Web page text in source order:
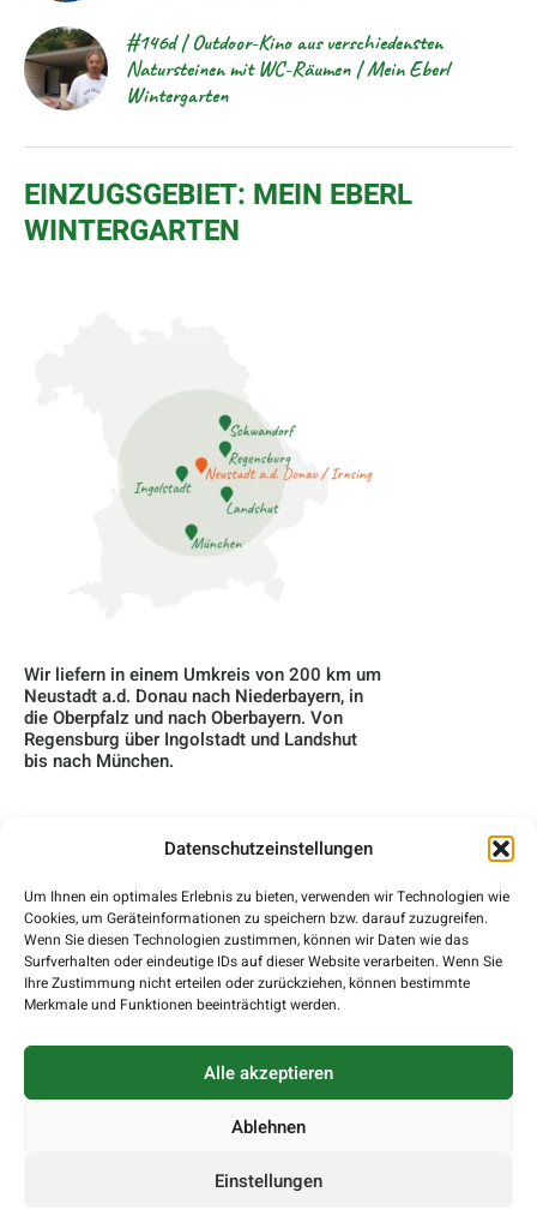
Datenschutzeinstellungen
Um Ihnen ein optimales Erlebnis zu bieten, verwenden wir Technologien wie
Cookies, um Geräteinformationen zu speichern bzw. darauf zuzugreifen.
Wenn Sie diesen Technologien zustimmen, können wir Daten wie das
Surfverhalten oder eindeutige IDs auf dieser Website verarbeiten. Wenn Sie
Ihre Zustimmung nicht erteilen oder zurückziehen, können bestimmte
Merkmale und Funktionen beeinträchtigt werden.
Alle akzeptieren
Ablehnen
Einstellungen
#146d | Outdoor-Kino aus verschiedensten
Natursteinen mit WC-Räumen | Mein Eberl
Wintergarten
EINZUGSGEBIET: MEIN EBERL
WINTERGARTEN
Wir liefern in einem Umkreis von 200 km um
Neustadt a.d. Donau nach Niederbayern, in
die Oberpfalz und nach Oberbayern. Von
Regensburg über Ingolstadt und Landshut
bis nach München.
Über Uns
Blog